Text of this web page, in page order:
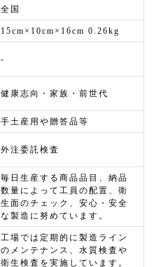
全国
15cm×10cm×16cm 0.26kg
-
健康志向・家族・前世代
手土産用や贈答品等
外注委託検査
毎日生産する商品品目、納品
数量によって工員の配置、衛
生面のチェック、安心・安全
な製造に努めています。
工場では定期的に製造ライン
のメンテナンス、水質検査や
衛生検査を実施しています。